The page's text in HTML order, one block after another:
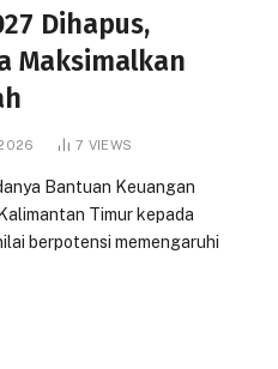
Dihapus,
Maksimalkan
7 VIEWS
Bantuan Keuangan
Timur kepada
berpotensi memengaruhi